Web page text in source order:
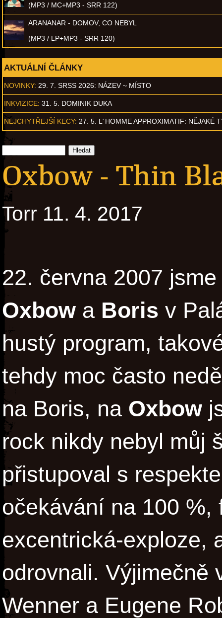
(MP3 / MC+MP3 - SRR 122)
ARANANAR - DOMOV, CO NEBYL
(MP3 / LP+MP3 - SRR 120)
AKTUÁLNÍ ČLÁNKY
NOVINKY: 29. 7. SRSS 2026: NÁZEV ~ MÍSTO
INKVIZICE: 31. 5. DOMINIK DUKA
NEJCHYTŘEJŠÍ KECY: 27. 5. L´HOMME APPROXIMATIF: NĚJAKÉ
Oxbow - Thin
Torr 11. 4. 2017
22. června 2007
Oxbow a Boris v
hustý program,
tehdy moc často
na Boris, na Oxbow
rock nikdy nebyl můj
přistupoval s
očekávání na 100 %,
excentrická-exploze,
odrovnali. Výjimečně
Wenner a Eugene